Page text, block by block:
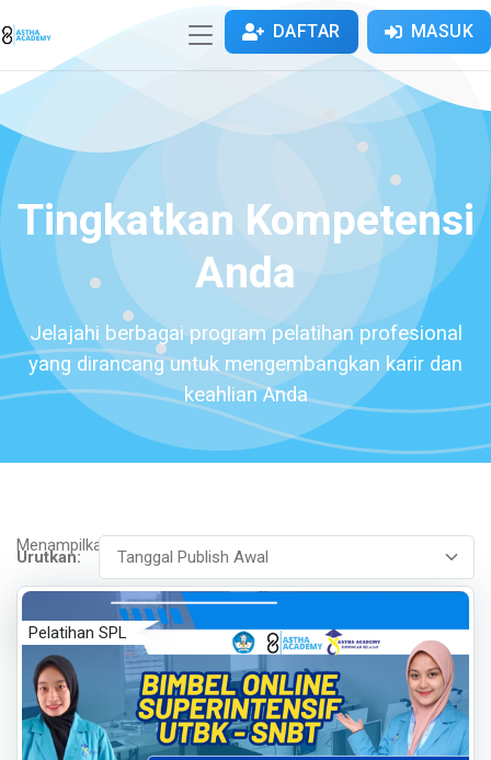
DAFTAR MASUK
Tingkatkan Kompetensi
Anda
Jelajahi berbagai program pelatihan profesional
yang dirancang untuk mengembangkan karir dan
keahlian Anda
Menampilkan 7 - 12 dari 24
Urutkan:
Pelatihan SPL